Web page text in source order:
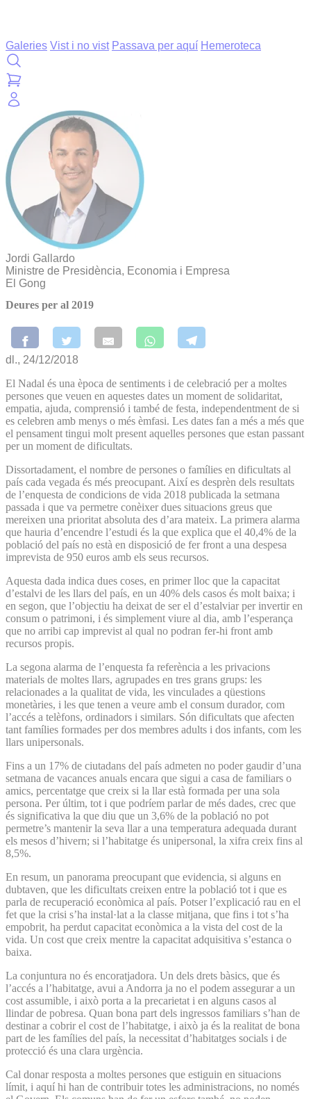
Galeries Vist i no vist Passava per aquí Hemeroteca
Jordi Gallardo
Ministre de Presidència, Economia i Empresa
El Gong
Deures per al 2019
dl., 24/12/2018
El Nadal és una època de sentiments i de celebració per a moltes
persones que veuen en aquestes dates un moment de solidaritat,
empatia, ajuda, comprensió i també de festa, independentment de si
es celebren amb menys o més èmfasi. Les dates fan a més a més que
el pensament tingui molt present aquelles persones que estan passant
per un moment de dificultats.
Dissortadament, el nombre de persones o famílies en dificultats al
país cada vegada és més preocupant. Així es desprèn dels resultats
de l’enquesta de condicions de vida 2018 publicada la setmana
passada i que va permetre conèixer dues situacions greus que
mereixen una prioritat absoluta des d’ara mateix. La primera alarma
que hauria d’encendre l’estudi és la que explica que el 40,4% de la
població del país no està en disposició de fer front a una despesa
imprevista de 950 euros amb els seus recursos.
Aquesta dada indica dues coses, en primer lloc que la capacitat
d’estalvi de les llars del país, en un 40% dels casos és molt baixa; i
en segon, que l’objectiu ha deixat de ser el d’estalviar per invertir en
consum o patrimoni, i és simplement viure al dia, amb l’esperança
que no arribi cap imprevist al qual no podran fer-hi front amb
recursos propis.
La segona alarma de l’enquesta fa referència a les privacions
materials de moltes llars, agrupades en tres grans grups: les
relacionades a la qualitat de vida, les vinculades a qüestions
monetàries, i les que tenen a veure amb el consum durador, com
l’accés a telèfons, ordinadors i similars. Són dificultats que afecten
tant famílies formades per dos membres adults i dos infants, com les
llars unipersonals.
Fins a un 17% de ciutadans del país admeten no poder gaudir d’una
setmana de vacances anuals encara que sigui a casa de familiars o
amics, percentatge que creix si la llar està formada per una sola
persona. Per últim, tot i que podríem parlar de més dades, crec que
és significativa la que diu que un 3,6% de la població no pot
permetre’s mantenir la seva llar a una temperatura adequada durant
els mesos d’hivern; si l’habitatge és unipersonal, la xifra creix fins al
8,5%.
En resum, un panorama preocupant que evidencia, si alguns en
dubtaven, que les dificultats creixen entre la població tot i que es
parla de recuperació econòmica al país. Potser l’explicació rau en el
fet que la crisi s’ha instal·lat a la classe mitjana, que fins i tot s’ha
empobrit, ha perdut capacitat econòmica a la vista del cost de la
vida. Un cost que creix mentre la capacitat adquisitiva s’estanca o
baixa.
La conjuntura no és encoratjadora. Un dels drets bàsics, que és
l’accés a l’habitatge, avui a Andorra ja no el podem assegurar a un
cost assumible, i això porta a la precarietat i en alguns casos al
llindar de pobresa. Quan bona part dels ingressos familiars s’han de
destinar a cobrir el cost de l’habitatge, i això ja és la realitat de bona
part de les famílies del país, la necessitat d’habitatges socials i de
protecció és una clara urgència.
Cal donar resposta a moltes persones que estiguin en situacions
límit, i aquí hi han de contribuir totes les administracions, no només